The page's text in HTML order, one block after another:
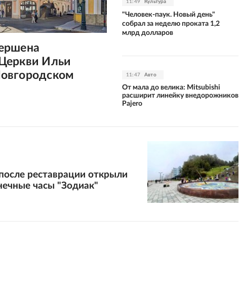
Ильи
11:49 Культура
"Человек-паук. Новый день"
собрал за неделю проката 1,2
млрд долларов
11:47 Авто
От мала до велика: Mitsubishi
расширит линейку внедорожников
Pajero
реставрации открыли
часы "Зодиак"